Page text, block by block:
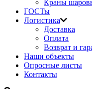
Краны
ГОСТы
Логистика
Доставка
Оплата
Возврат и
Наши объекты
Опросные листы
Контакты